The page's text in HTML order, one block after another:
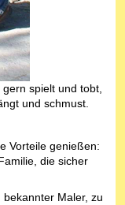
spielt und tobt,
und schmust.
Vorteile genießen:
die sicher
Maler, zu